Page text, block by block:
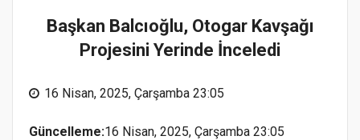
Başkan Balcıoğlu, Otogar Kavşağı
Projesini Yerinde İnceledi
16 Nisan, 2025, Çarşamba 23:05
Güncelleme:16 Nisan, 2025, Çarşamba 23:05